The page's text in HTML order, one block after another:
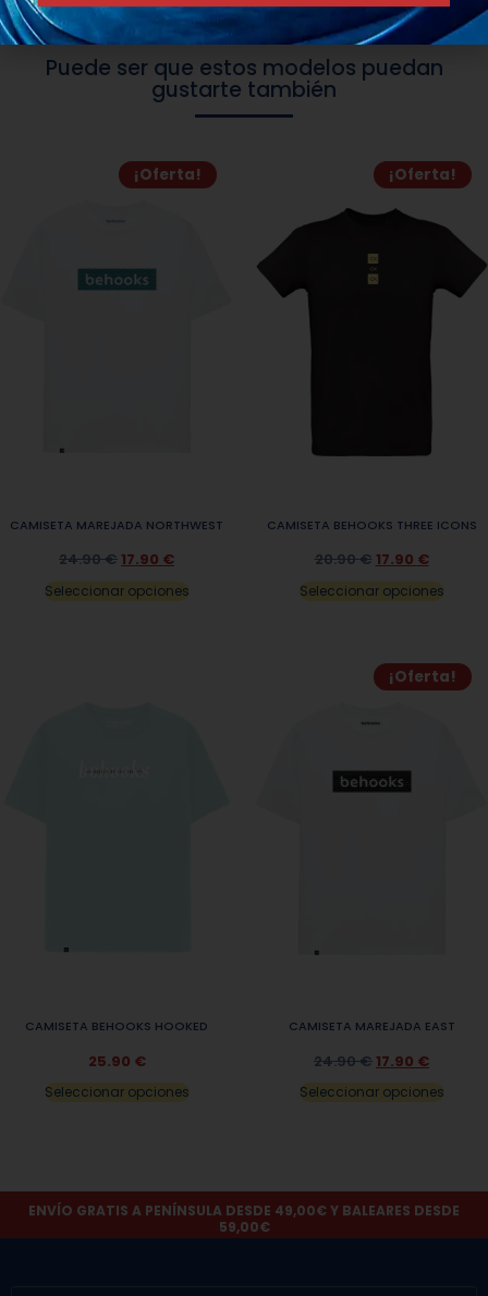
Puede ser que estos modelos puedan
gustarte también
¡Oferta!
CAMISETA MAREJADA NORTHWEST
24.90€ 17.90 €
Seleccionar opciones
¡Oferta!
CAMISETA BEHOOKS THREE ICONS
20.90€ 17.90 €
Seleccionar opciones
CAMISETA BEHOOKS HOOKED
25.90 €
Seleccionar opciones
¡Oferta!
CAMISETA MAREJADA EAST
24.90€ 17.90 €
Seleccionar opciones
ENVÍO GRATIS A PENÍNSULA DESDE 49,00€ Y BALEARES DESDE
59,00€